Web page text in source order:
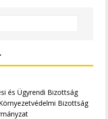
és Ügyrendi Bizottság
Bizottság